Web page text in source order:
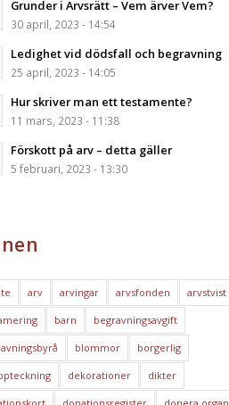
Grunder i Arvsrätt – Vem ärver Vem?
30 april, 2023 - 14:54
Ledighet vid dödsfall och begravning
25 april, 2023 - 14:05
Hur skriver man ett testamente?
11 mars, 2023 - 11:38
Förskott på arv – detta gäller
5 februari, 2023 - 13:30
arv arvingar arvsfonden arvstvist
barn begravningsavgift
blommor borgerlig
dekorationer dikter